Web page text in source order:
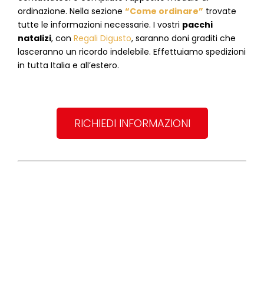
ordinazione. Nella sezione “Come ordinare” trovate
tutte le informazioni necessarie. I vostri pacchi
natalizi, con Regali Digusto, saranno doni graditi che
lasceranno un ricordo indelebile. Effettuiamo spedizioni
in tutta Italia e all’estero.
RICHIEDI INFORMAZIONI